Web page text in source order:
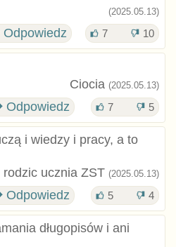
(2025.05.13)
Odpowiedz 7 10
Ciocia (2025.05.13)
Odpowiedz 7 5
i wiedzy i pracy, a to
rodzic ucznia ZST (2025.05.13)
Odpowiedz 5 4
długopisów i ani